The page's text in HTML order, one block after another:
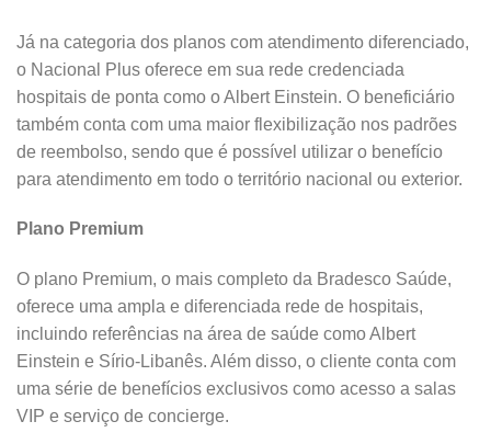
Já na categoria dos planos com atendimento diferenciado,
o Nacional Plus oferece em sua rede credenciada
hospitais de ponta como o Albert Einstein. O beneficiário
também conta com uma maior flexibilização nos padrões
de reembolso, sendo que é possível utilizar o benefício
para atendimento em todo o território nacional ou exterior.
Plano Premium
O plano Premium, o mais completo da Bradesco Saúde,
oferece uma ampla e diferenciada rede de hospitais,
incluindo referências na área de saúde como Albert
Einstein e Sírio-Libanês. Além disso, o cliente conta com
uma série de benefícios exclusivos como acesso a salas
VIP e serviço de concierge.